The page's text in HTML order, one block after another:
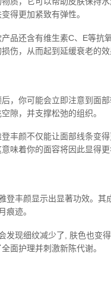
得更加紧致有弹性。
品还含有维生素C、E等抗
伤，从而起到延缓衰老的效
，你可能会立即注意到面部
隙，并支撑松弛的组织。
丰颜不仅能让面部线条变
味着你的面容将因此显得更
登丰颜显示出显著功效。其
痕迹。
发现细纹减少了, 肤色也变
面护理并刺激新陈代谢。